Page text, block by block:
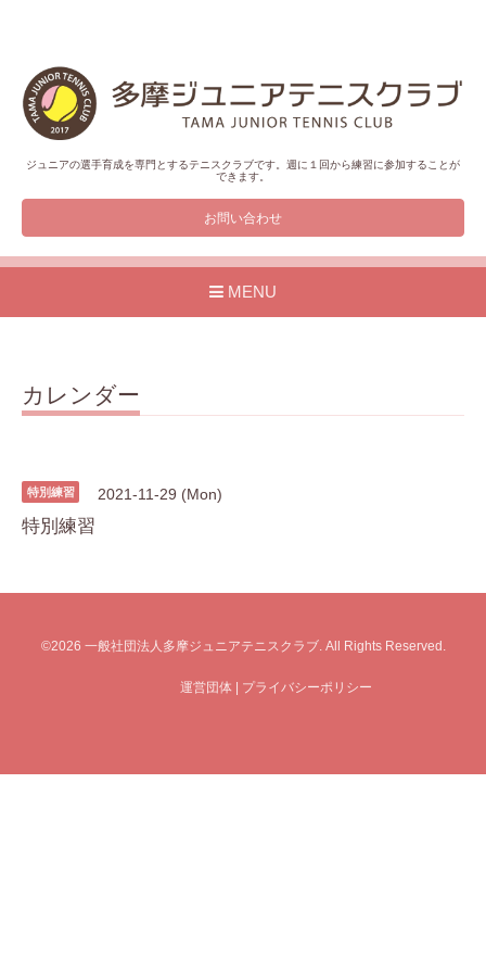
ジュニアの選手育成を専門とするテニスクラブです。週に１回から練習に参加することが
できます。
お問い合わせ
MENU
カレンダー
特別練習 2021-11-29 (Mon)
特別練習
©2026 一般社団法人多摩ジュニアテニスクラブ. All Rights Reserved.
運営団体 | プライバシーポリシー